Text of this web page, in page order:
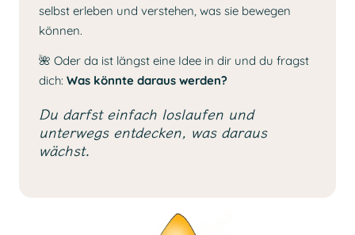
selbst erleben und verstehen, was sie bewegen
können.
🌺 Oder da ist längst eine Idee in dir und du fragst
dich: Was könnte daraus werden?
Du darfst einfach loslaufen und
unterwegs entdecken, was daraus
wächst.